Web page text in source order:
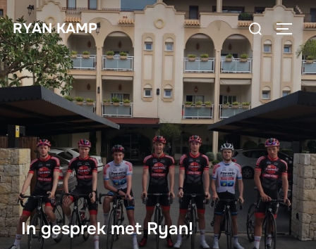
Ga
naar
de
inhoud
RYAN KAMP
Zoek
naar:
In gesprek met Ryan!